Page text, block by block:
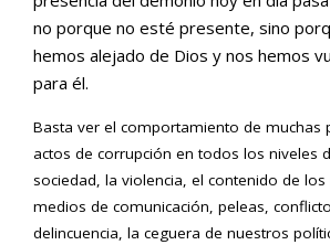
no porque no esté presente, sino
hemos alejado de Dios y nos hemos
para él.
Basta ver el comportamiento de muchas
actos de corrupción en todos los niveles
sociedad, la violencia, el contenido de
medios de comunicación, peleas,
delincuencia, la ceguera de nuestros